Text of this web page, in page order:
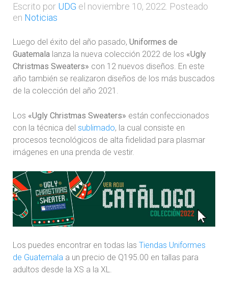
Escrito por UDG el noviembre 10, 2022 . Posteado
en Noticias
Luego del éxito del año pasado, Uniformes de
Guatemala lanza la nueva colección 2022 de los «Ugly
Christmas Sweaters» con 12 nuevos diseños. En este
año también se realizaron diseños de los más buscados
de la colección del año 2021.
Los «Ugly Christmas Sweaters» están confeccionados
con la técnica del sublimado, la cual consiste en
procesos tecnológicos de alta fidelidad para plasmar
imágenes en una prenda de vestir.
Los puedes encontrar en todas las Tiendas Uniformes
de Guatemala a un precio de Q195.00 en tallas para
adultos desde la XS a la XL.